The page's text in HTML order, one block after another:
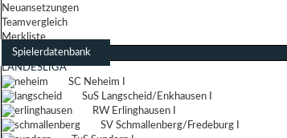
Neuansetzungen
Teamvergleich
Merkliste
Spielerdatenbank
LANDESLIGA
SC Neheim I
SuS Langscheid/Enkhausen I
RW Erlinghausen I
SV Schmallenberg/Fredeburg I